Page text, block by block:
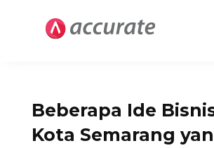
Beberapa Ide
Kota Semarang